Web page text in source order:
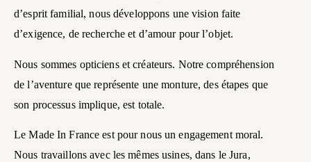
d’esprit familial, nous développons une vision faite
d’exigence, de recherche et d’amour pour l’objet.
Nous sommes opticiens et créateurs. Notre compréhension
de l’aventure que représente une monture, des étapes que
son processus implique, est totale.
Le Made In France est pour nous un engagement moral.
Nous travaillons avec les mêmes usines, dans le Jura,